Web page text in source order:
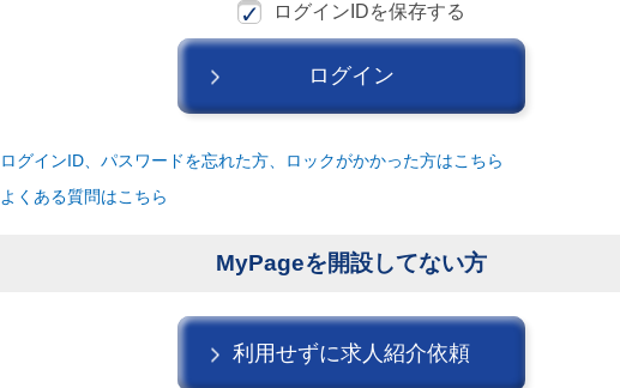
消費財（食品・アパレル・トイレタリー）
建設・不動産 金融（銀行・証券・保険・投資）
WEB（デジタル・メディア・ゲーム）
金属・素材 エネルギー・プラント
メディカル（医薬品・CRO・医療機器）
ログインIDを保存する
ログイン
ログインID、パスワードを忘れた方、ロックがかかった方はこちら
よくある質問はこちら
MyPageを開設してない方
利用せずに求人紹介依頼